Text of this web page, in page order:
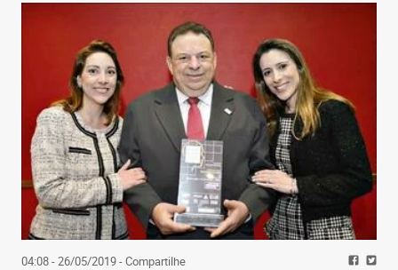
04:08 - 26/05/2019- Compartilhe